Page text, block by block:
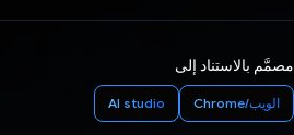
مصمَّم بالاستناد إلى
الويب/Chrome AI studio